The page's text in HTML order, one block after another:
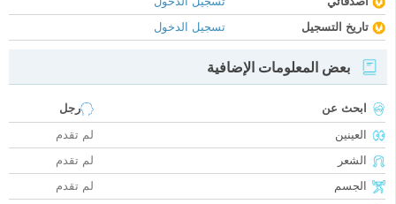
تاريخ التسجيل
تسجيل الدخول
بعض المعلومات الإضافية
ابحث عن
رجل
العينين
لم تقدم
الشعر
لم تقدم
الجسم
لم تقدم